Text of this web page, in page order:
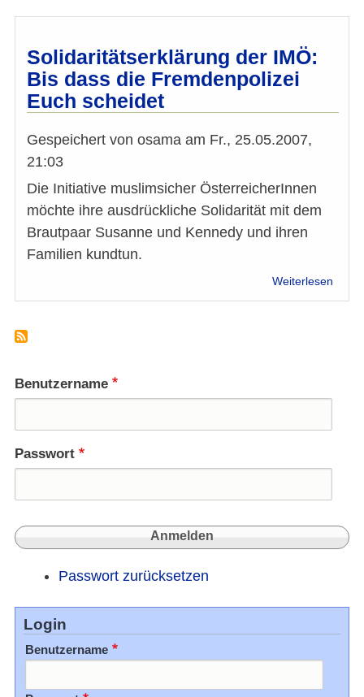
Solidaritätserklärung der IMÖ:
Bis dass die Fremdenpolizei
Euch scheidet
Gespeichert von osama am Fr., 25.05.2007,
21:03
Die Initiative muslimsicher ÖsterreicherInnen
möchte ihre ausdrückliche Solidarität mit dem
Brautpaar Susanne und Kennedy und ihren
Familien kundtun.
Weiterlesen
Benutzername
Passwort
Passwort zurücksetzen
Login
Benutzername